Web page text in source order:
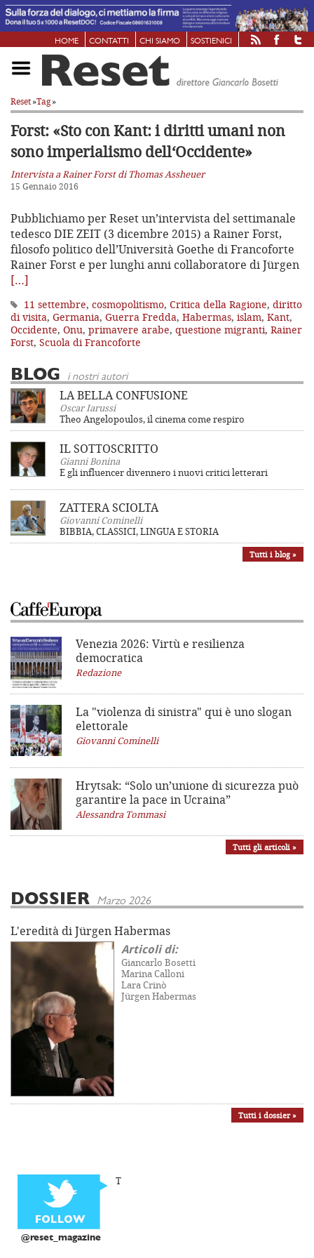
HOME CONTATTI CHI SIAMO SOSTIENICI
Reset»Tag»
Forst: «Sto con Kant: i diritti umaninon
sono imperialismo dell‘Occidente»
Intervista a Rainer Forst di Thomas Assheuer
15 Gennaio 2016
Pubblichiamo per Reset un’intervista del settimanale
tedesco DIE ZEIT (3 dicembre 2015) a Rainer Forst,
filosofo politico dell’Università Goethe di Francoforte
Rainer Forst e per lunghi anni collaboratore di Jürgen
[…]
11 settembre, cosmopolitismo, Critica della Ragione, diritto
di visita, Germania, Guerra Fredda, Habermas, islam, Kant,
Occidente, Onu, primavere arabe, questione migranti, Rainer
Forst, Scuola di Francoforte
BLOG i nostri autori
LA BELLA CONFUSIONE
Oscar Iarussi
Theo Angelopoulos, il cinema come respiro
IL SOTTOSCRITTO
Gianni Bonina
E gli influencer divennero i nuovi critici letterari
ZATTERA SCIOLTA
Giovanni Cominelli
BIBBIA, CLASSICI, LINGUA E STORIA
Tutti i blog »
Venezia 2026: Virtù e resilienza
democratica
Redazione
La "violenza di sinistra" qui è uno slogan
elettorale
Giovanni Cominelli
Hrytsak: “Solo un’unione di sicurezza può
garantire la pace in Ucraina”
Alessandra Tommasi
Tutti gli articoli »
DOSSIER Marzo 2026
L'eredità di Jürgen Habermas
Articoli di:
Giancarlo Bosetti
Marina Calloni
Lara Crinò
Jürgen Habermas
Tutti i dossier »
@reset_magazine
T